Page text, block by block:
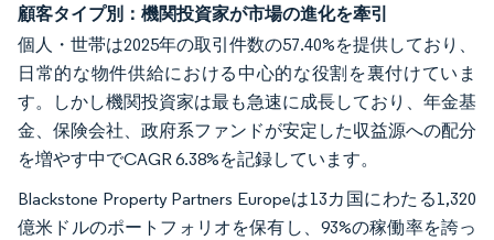
顧客タイプ別：機関投資家が市場の進化を牽引
個人・世帯は2025年の取引件数の57.40%を提供しており、
日常的な物件供給における中心的な役割を裏付けていま
す。しかし機関投資家は最も急速に成長しており、年金基
金、保険会社、政府系ファンドが安定した収益源への配分
を増やす中でCAGR 6.38%を記録しています。
Blackstone Property Partners Europeは13カ国にわたる1,320
億米ドルのポートフォリオを保有し、93%の稼働率を誇っ